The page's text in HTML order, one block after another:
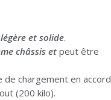
légère et solide.
châssis etpeut être
de chargement en accord
(200 kilo).